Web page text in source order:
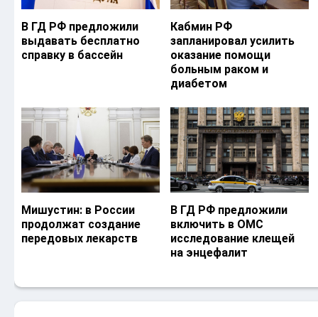
В ГД РФ предложили
выдавать бесплатно
справку в бассейн
Кабмин РФ
запланировал усилить
оказание помощи
больным раком и
диабетом
Мишустин: в России
продолжат создание
передовых лекарств
В ГД РФ предложили
включить в ОМС
исследование клещей
на энцефалит